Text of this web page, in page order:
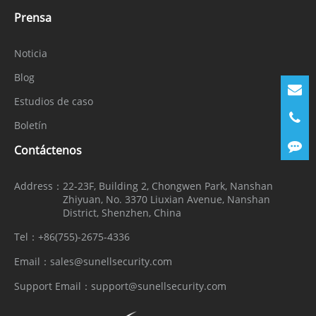
Prensa
Noticia
Blog
Estudios de caso
Boletín
Contáctenos
Address： 22-23F, Building 2, Chongwen Park, Nanshan
Zhiyuan, No. 3370 Liuxian Avenue, Nanshan
District, Shenzhen, China
Tel： +86(755)-2675-4336
Email： sales@sunellsecurity.com
Support Email： support@sunellsecurity.com